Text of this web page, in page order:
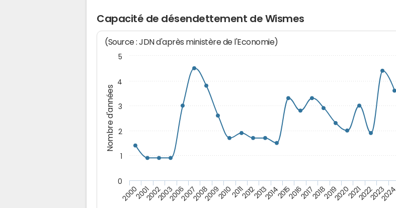
Capacité de désendettement de Wismes
Nombre d'années
(Source : JDN d'après ministère de l'Economie)
20002001200220032006200720082009201020112012201320142015201620172018201920202021202220232024
0
1
2
3
4
5